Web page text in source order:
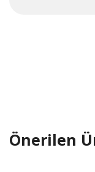
Önerilen